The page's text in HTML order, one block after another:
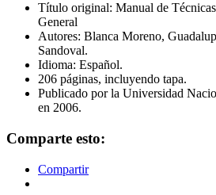
Título original: Manual de
General
Autores: Blanca Moreno,
Sandoval.
Idioma: Español.
206 páginas, incluyendo tapa.
Publicado por la Universidad
en 2006.
Comparte esto:
Compartir